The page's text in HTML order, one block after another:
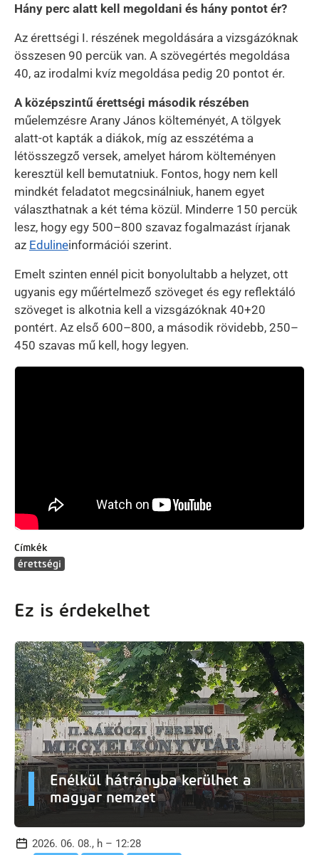
Hány perc alatt kell megoldani és hány pontot ér?
Az érettségi I. részének megoldására a vizsgázóknak
összesen 90 percük van. A szövegértés megoldása
40, az irodalmi kvíz megoldása pedig 20 pontot ér.
A középszintű érettségi második részében
műelemzésre Arany János költeményét, A tölgyek
alatt-ot kapták a diákok, míg az esszétéma a
létösszegző versek, amelyet három költeményen
keresztül kell bemutatniuk. Fontos, hogy nem kell
mindkét feladatot megcsinálniuk, hanem egyet
választhatnak a két téma közül. Minderre 150 percük
lesz, hogy egy 500–800 szavaz fogalmazást írjanak
az Edulineinformációi szerint.
Emelt szinten ennél picit bonyolultabb a helyzet, ott
ugyanis egy műértelmező szöveget és egy reflektáló
szöveget is alkotnia kell a vizsgázóknak 40+20
pontért. Az első 600–800, a második rövidebb, 250–
450 szavas mű kell, hogy legyen.
Címkék
érettségi
Ez is érdekelhet
Enélkül hátrányba kerülhet a
magyar nemzet
2026. 06. 08., h – 12:28